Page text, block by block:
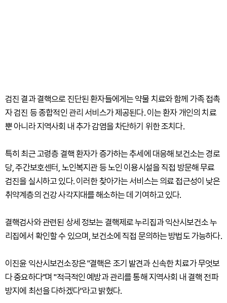
검진 결과 결핵으로 진단된 환자들에게는 약물 치료와 함께 가족 접촉
자 검진 등 종합적인 관리 서비스가 제공된다. 이는 환자 개인의 치료
뿐 아니라 지역사회 내 추가 감염을 차단하기 위한 조치다.
특히 최근 고령층 결핵 환자가 증가하는 추세에 대응해 보건소는 경로
당, 주간보호센터, 노인복지관 등 노인 이용시설을 직접 방문해 무료
검진을 실시하고 있다. 이러한 찾아가는 서비스는 의료 접근성이 낮은
취약계층의 건강 사각지대를 해소하는 데 기여하고 있다.
결핵검사와 관련된 상세 정보는 결핵제로 누리집과 익산시보건소 누
리집에서 확인할 수 있으며, 보건소에 직접 문의하는 방법도 가능하다.
이진윤 익산시보건소장은 "결핵은 조기 발견과 신속한 치료가 무엇보
다 중요하다"며 "적극적인 예방과 관리를 통해 지역사회 내 결핵 전파
방지에 최선을 다하겠다"라고 밝혔다.